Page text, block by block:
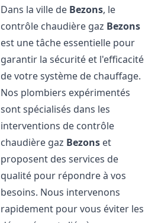
Dans la ville de Bezons, le
contrôle chaudière gaz Bezons
est une tâche essentielle pour
garantir la sécurité et l'efficacité
de votre système de chauffage.
Nos plombiers expérimentés
sont spécialisés dans les
interventions de contrôle
chaudière gaz Bezons et
proposent des services de
qualité pour répondre à vos
besoins. Nous intervenons
rapidement pour vous éviter les